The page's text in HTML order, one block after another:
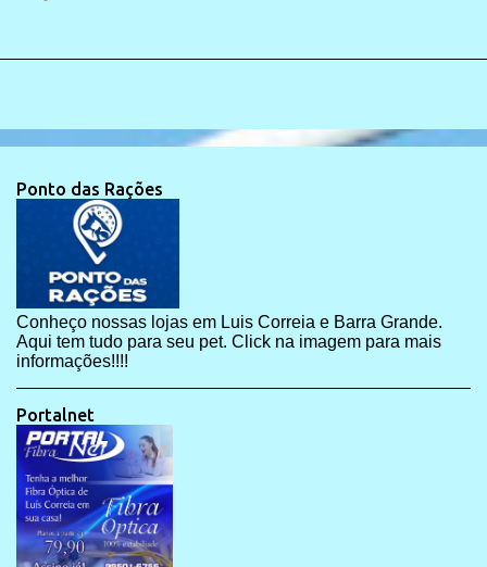
Ponto das Rações
Conheço nossas lojas em Luis Correia e Barra Grande.
Aqui tem tudo para seu pet. Click na imagem para mais
informações!!!!
Portalnet